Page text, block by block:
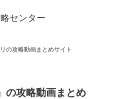
センター
の攻略動画まとめサイト
の攻略動画まとめ